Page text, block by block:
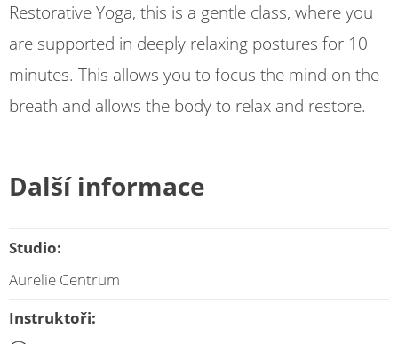
Restorative Yoga, this is a gentle class, where you
are supported in deeply relaxing postures for 10
minutes. This allows you to focus the mind on the
breath and allows the body to relax and restore.
Další informace
Studio:
Aurelie Centrum
Instruktoři: